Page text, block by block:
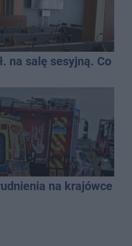
na salę sesyjną. Co
na krajówce